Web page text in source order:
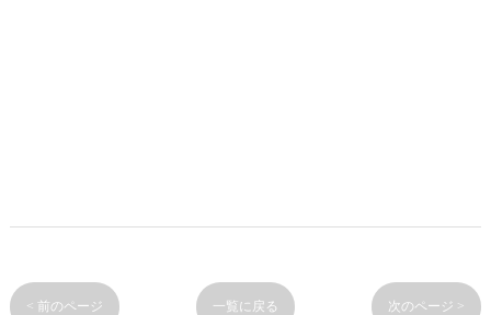
< 前のページ 一覧に戻る 次のページ >